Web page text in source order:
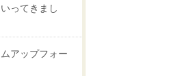
ってきまし
アップフォー